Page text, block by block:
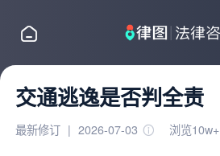
交通逃逸是否判全责
最新修订 | 2026-07-03 浏览10w+